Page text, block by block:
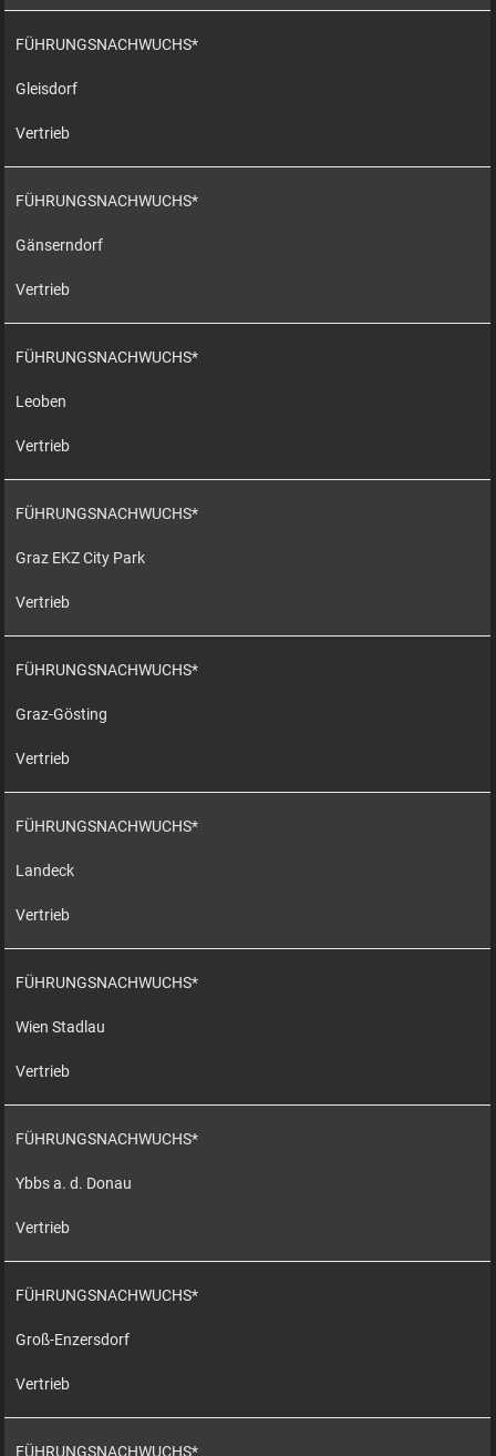
FÜHRUNGSNACHWUCHS*
Gleisdorf
Vertrieb
FÜHRUNGSNACHWUCHS*
Gänserndorf
Vertrieb
FÜHRUNGSNACHWUCHS*
Leoben
Vertrieb
FÜHRUNGSNACHWUCHS*
Graz EKZ City Park
Vertrieb
FÜHRUNGSNACHWUCHS*
Graz-Gösting
Vertrieb
FÜHRUNGSNACHWUCHS*
Landeck
Vertrieb
FÜHRUNGSNACHWUCHS*
Wien Stadlau
Vertrieb
FÜHRUNGSNACHWUCHS*
Ybbs a. d. Donau
Vertrieb
FÜHRUNGSNACHWUCHS*
Groß-Enzersdorf
Vertrieb
FÜHRUNGSNACHWUCHS*